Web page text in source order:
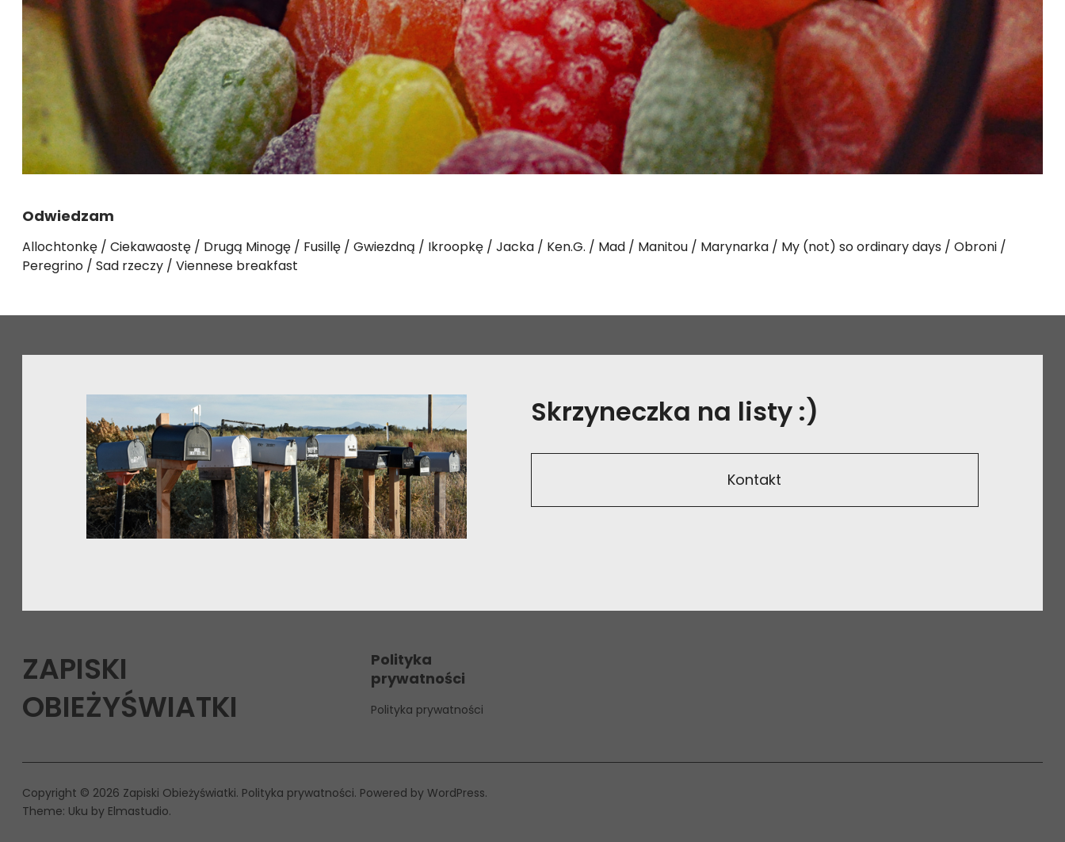
Odwiedzam
Allochtonkę Ciekawaostę Drugą Minogę Fusillę Gwiezdną Ikroopkę Jacka Ken.G. Mad Manitou Marynarka My (not) so ordinary days
Obroni
Peregrino
Sad rzeczy Viennese breakfast
Skrzyneczka na listy :)
Kontakt
ZAPISKI
OBIEŻYŚWIATKI
Polityka
prywatności
Polityka prywatności
Copyright © 2026 Zapiski Obieżyświatki Polityka prywatności Powered by WordPress
Theme: Uku by Elmastudio